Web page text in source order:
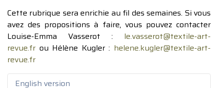
Cette rubrique sera enrichie au fil des semaines. Si vous
avez des propositions à faire, vous pouvez contacter
Louise-Emma Vasserot : le.vasserot@textile-art-
revue.fr ou Hélène Kugler : helene.kugler@textile-art-
revue.fr
English version